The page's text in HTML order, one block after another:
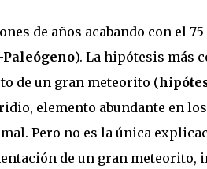
de años acabando con el
). La hipótesis más
de un gran meteorito (
elemento abundante en
Pero no es la única
de un gran meteorito,